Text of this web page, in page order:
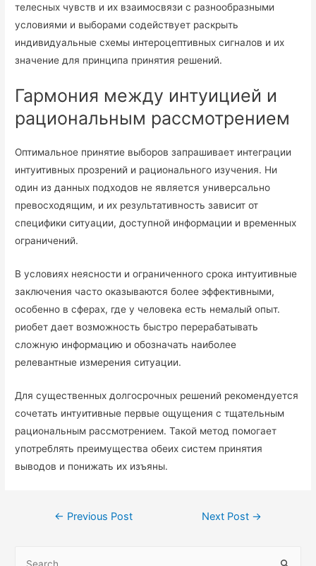
телесных чувств и их взаимосвязи с разнообразными
условиями и выборами содействует раскрыть
индивидуальные схемы интероцептивных сигналов и их
значение для принципа принятия решений.
Гармония между интуицией и
рациональным рассмотрением
Оптимальное принятие выборов запрашивает интеграции
интуитивных прозрений и рационального изучения. Ни
один из данных подходов не является универсально
превосходящим, и их результативность зависит от
специфики ситуации, доступной информации и временных
ограничений.
В условиях неясности и ограниченного срока интуитивные
заключения часто оказываются более эффективными,
особенно в сферах, где у человека есть немалый опыт.
риобет дает возможность быстро перерабатывать
сложную информацию и обозначать наиболее
релевантные измерения ситуации.
Для существенных долгосрочных решений рекомендуется
сочетать интуитивные первые ощущения с тщательным
рациональным рассмотрением. Такой метод помогает
употреблять преимущества обеих систем принятия
выводов и понижать их изъяны.
← Previous Post Next Post →